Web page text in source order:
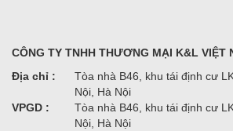
CÔNG TY TNHH THƯƠNG MẠI K&L VIỆT
Địa chỉ :
Tòa nhà B46, khu tái định cư
Nội, Hà Nội
VPGD :
Tòa nhà B46, khu tái định cư
Nội, Hà Nội